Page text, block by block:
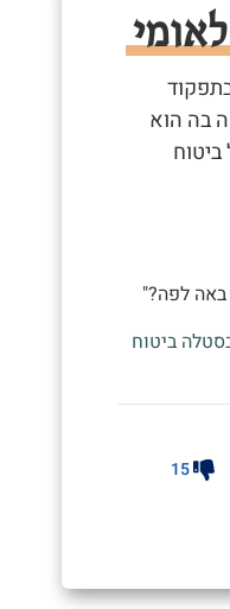
בה הוא
באה לפה?"
ביטוח
15